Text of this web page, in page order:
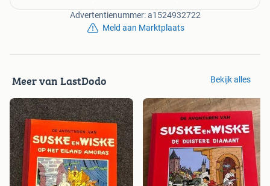
Advertentienummer: a1524932722
Meld aan Marktplaats
Meer van LastDodo Bekijk alles